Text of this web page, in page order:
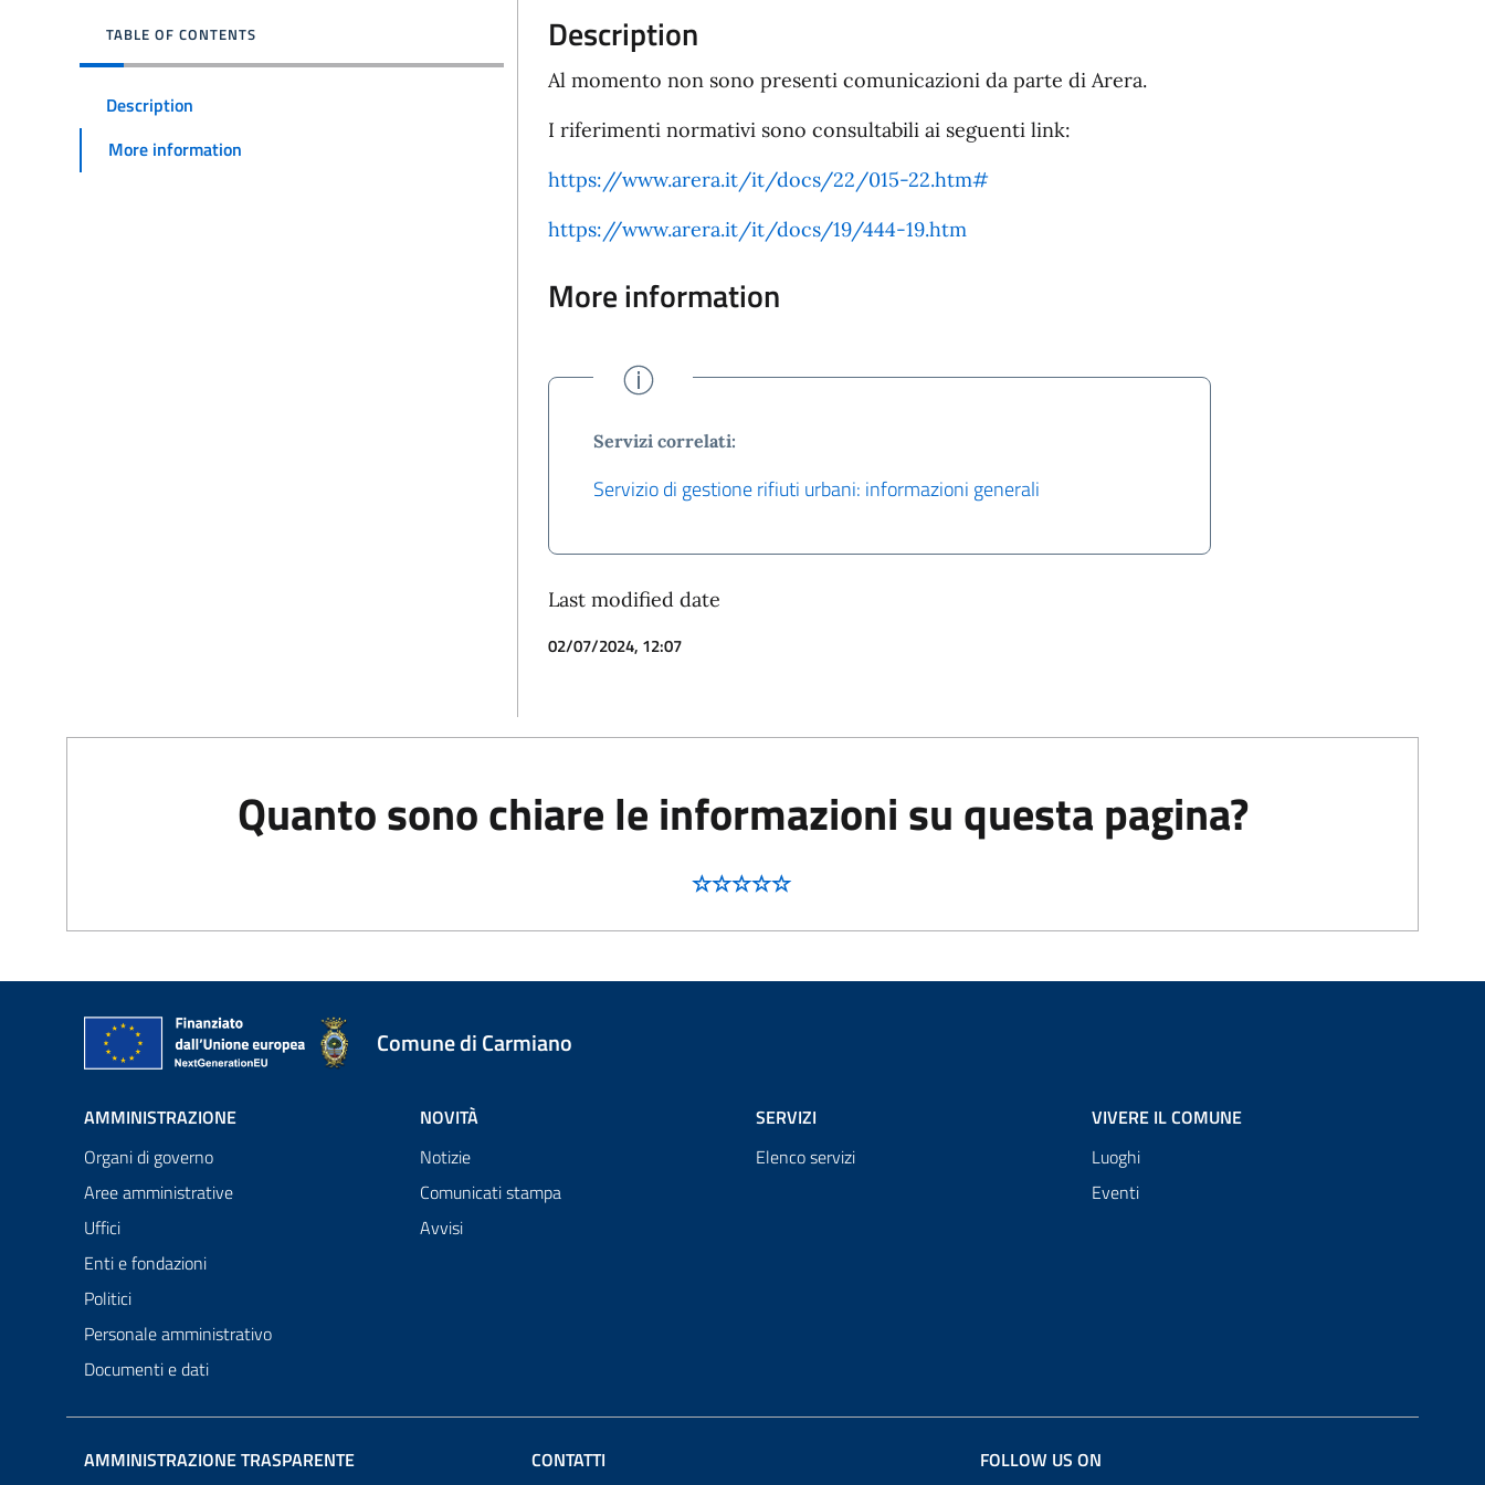
TABLE OF CONTENTS
Description
More information
Description
Al momento non sono presenti comunicazioni da parte di Arera.
I riferimenti normativi sono consultabili ai seguenti link:
https://www.arera.it/it/docs/22/015-22.htm#
https://www.arera.it/it/docs/19/444-19.htm
More information
Servizi correlati:
Servizio di gestione rifiuti urbani: informazioni generali
Last modified date
02/07/2024, 12:07
Quanto sono chiare le informazioni su questa pagina?
Comune di Carmiano
AMMINISTRAZIONE
Organi di governo
Aree amministrative
Uffici
Enti e fondazioni
Politici
Personale amministrativo
Documenti e dati
NOVITÀ
Notizie
Comunicati stampa
Avvisi
SERVIZI
Elenco servizi
VIVERE IL COMUNE
Luoghi
Eventi
AMMINISTRAZIONE TRASPARENTE
CONTATTI
FOLLOW US ON